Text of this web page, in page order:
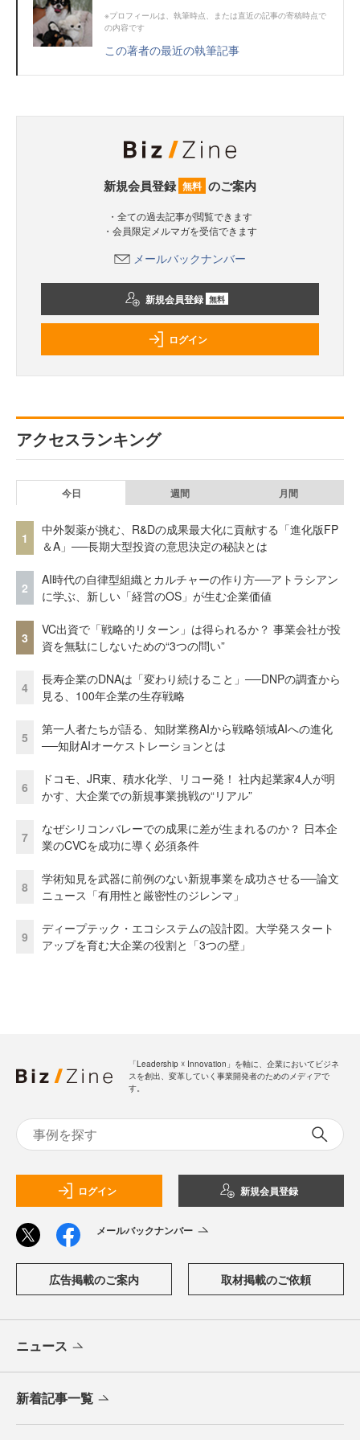
※プロフィールは、執筆時点、または直近の記事の寄稿時点で
の内容です
この著者の最近の執筆記事
新規会員登録 無料 のご案内
・全ての過去記事が閲覧できます
・会員限定メルマガを受信できます
メールバックナンバー
新規会員登録 無料
ログイン
アクセスランキング
今日 週間 月間
1
中外製薬が挑む、R&Dの成果最大化に貢献する「進化版FP
＆A」──長期大型投資の意思決定の秘訣とは
2
AI時代の自律型組織とカルチャーの作り方──アトラシアン
に学ぶ、新しい「経営のOS」が生む企業価値
3
VC出資で「戦略的リターン」は得られるか？ 事業会社が投
資を無駄にしないための“3つの問い”
4
長寿企業のDNAは「変わり続けること」──DNPの調査から
見る、100年企業の生存戦略
5
第一人者たちが語る、知財業務AIから戦略領域AIへの進化
──知財AIオーケストレーションとは
6
ドコモ、JR東、積水化学、リコー発！ 社内起業家4人が明
かす、大企業での新規事業挑戦の“リアル”
7
なぜシリコンバレーでの成果に差が生まれるのか？ 日本企
業のCVCを成功に導く必須条件
8
学術知見を武器に前例のない新規事業を成功させる──論文
ニュース「有用性と厳密性のジレンマ」
9
ディープテック・エコシステムの設計図。大学発スタート
アップを育む大企業の役割と「3つの壁」
「Leadership ☓ Innovation」を軸に、企業においてビジネ
スを創出、変革していく事業開発者のためのメディアで
す。
ログイン 新規会員登録
メールバックナンバー
広告掲載のご案内 取材掲載のご依頼
ニュース
新着記事一覧